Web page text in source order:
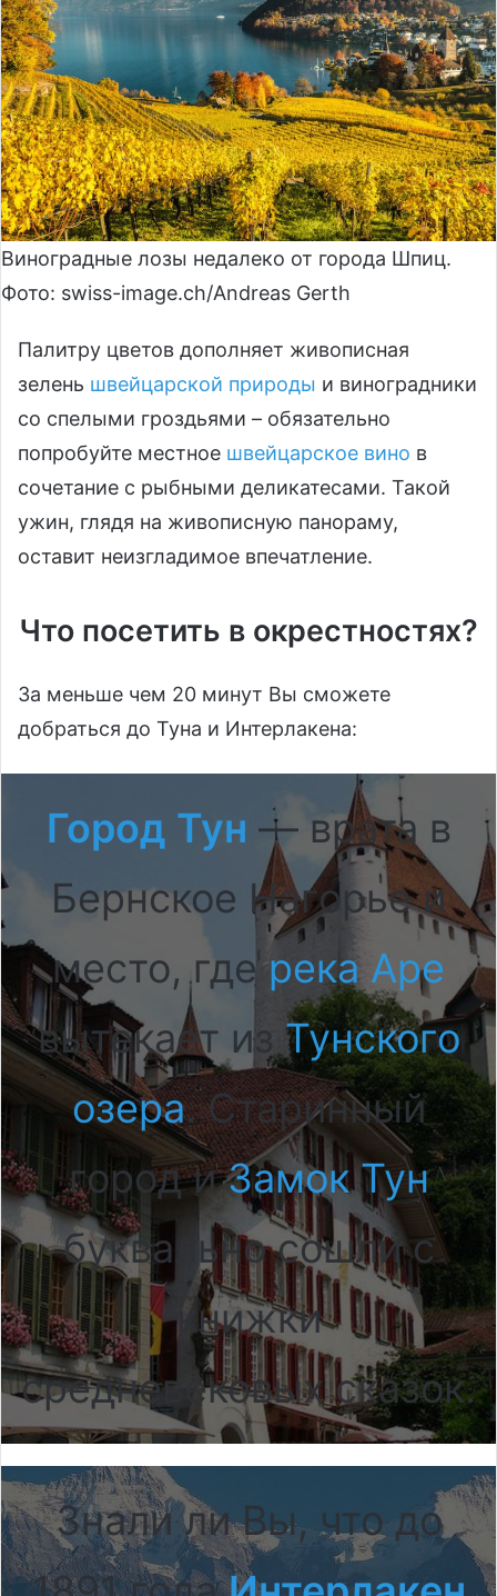
Виноградные лозы недалеко от города Шпиц.
Фото: swiss-imаge.сh/Andreas Gerth
Палитру цветов дополняет живописная
зелень швейцарской природы и виноградники
со спелыми гроздьями – обязательно
попробуйте местное швейцарское вино в
сочетание с рыбными деликатесами. Такой
ужин, глядя на живописную панораму,
оставит неизгладимое впечатление.
Что посетить в окрестностях?
За меньше чем 20 минут Вы сможете
добраться до Туна и Интерлакена:
Город Тун — врата в
Бернское Нагорье и
место, гдерека Аре
вытекает из Тунского
озера. Старинный
город иЗамок Тун
буквально сошли с
книжки
средневековых сказок.
Знали ли Вы, что до